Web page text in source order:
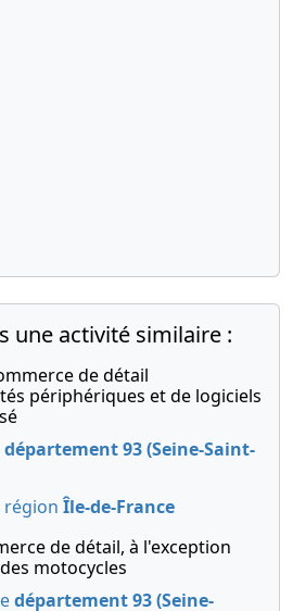
une activité similaire :
de détail
périphériques et de logiciels
département 93 (Seine-Saint-
région Île-de-France
de détail, à l'exception
motocycles
département 93 (Seine-